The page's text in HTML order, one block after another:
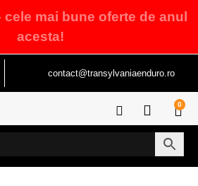
cele mai bune oferte de anul
acesta!
contact@transylvaniaenduro.ro
0